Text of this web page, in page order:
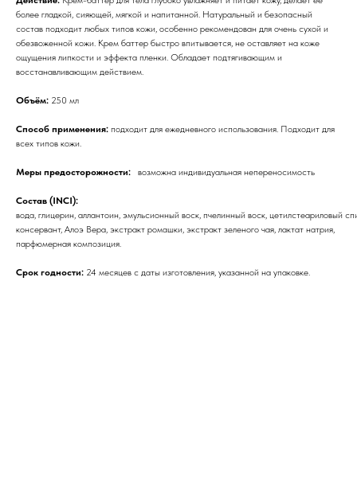
более гладкой, сияющей, мягкой и напитанной. Натуральный и безопасный
состав подходит любых типов кожи, особенно рекомендован для очень сухой и
обезвоженной кожи. Крем баттер быстро впитывается, не оставляет на коже
ощущения липкости и эффекта пленки. Обладает подтягивающим и
восстанавливающим действием.
Объём: 250 мл
Способ применения: подходит для ежедневного использования. Подходит для
всех типов кожи.
Меры предосторожности: возможна индивидуальная непереносимость
Состав (INCI):
вода, глицерин, аллантоин, эмульсионный воск, пчелинный воск, цетилстеариловый
консервант, Алоэ Вера, экстракт ромашки, экстракт зеленого чая, лактат натрия,
парфюмерная композиция.
Срок годности: 24 месяцев с даты изготовления, указанной на упаковке.